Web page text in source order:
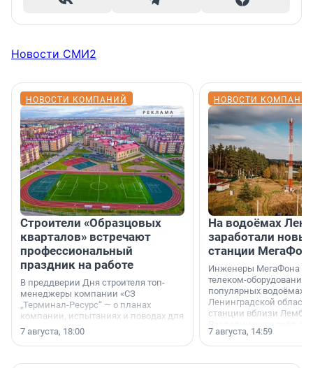
Новости СМИ2
НОВОСТИ КОМПАНИЙ
Строители «Образцовых
кварталов» встречают
профессиональный
праздник на работе
В преддверии Дня строителя топ-
менеджеры компании «СЗ
„Терминал-Ресурс“ — о планах
компании, испытаниях и поводах для
осторожного оптимизма.
7 августа, 18:00
НОВОСТИ
На водоёмах
заработали
станции
Инженеры МегаФона
телеком-оборудование
популярных водоёмах
Ленинградской
станции вблизи
недалеко от Большого
водопада.
7 августа, 14:59